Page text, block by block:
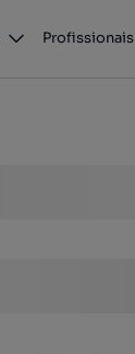
Profissionais